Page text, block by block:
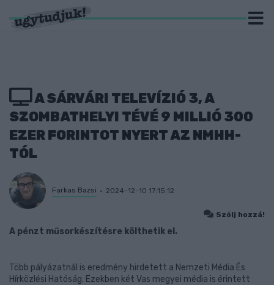
A SÁRVÁRI TELEVÍZIÓ 3, A
SZOMBATHELYI TÉVÉ 9 MILLIÓ 300
EZER FORINTOT NYERT AZ NMHH-
TÓL
Farkas Bazsi 2024-12-10 17:15:12
Szólj hozzá!
A pénzt műsorkészítésre költhetik el.
Több pályázatnál is eredmény hirdetett a Nemzeti Média És
Hírközlési Hatóság. Ezekben két Vas megyei média is érintett